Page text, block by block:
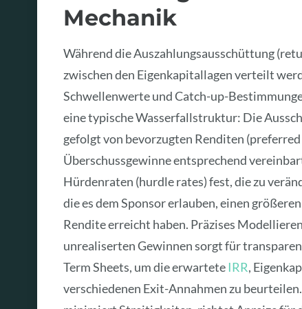
Mechanik
Während die Auszahlungsausschüttung
zwischen den Eigenkapitallagen verteilt
Schwellenwerte und Catch-up-
eine typische Wasserfallstruktur: Die
gefolgt von bevorzugten Renditen
Überschussgewinne entsprechend
Hürdenraten (hurdle rates) fest, die zu
die es dem Sponsor erlauben, einen
Rendite erreicht haben. Präzises
unrealiserten Gewinnen sorgt für
Term Sheets, um die erwartete IRR,
verschiedenen Exit-Annahmen zu